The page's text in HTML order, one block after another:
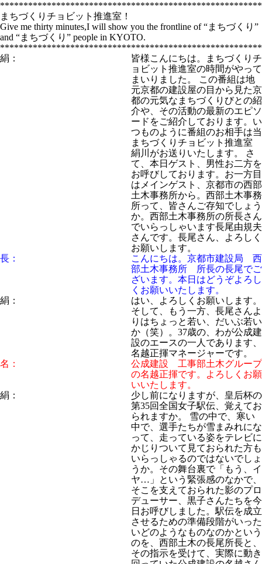
まちづくりチョビット推進室！
Give me thirty minutes,I will show you the frontline of “まちづくり”
and “まちづくり” people in KYOTO.
絹：
皆様こんにちは。まちづくりチ
ョビット推進室の時間がやって
まいりました。 この番組は地
元京都の建設屋の目から見た京
都の元気なまちづくりびとの紹
介や、その活動の最新のエピソ
ードをご紹介しております。い
つものように番組のお相手は当
まちづくりチョビット推進室
絹川がお送りいたします。 さ
て、本日ゲスト、男性お二方を
お呼びしております。お一方目
はメインゲスト、京都市の西部
土木事務所から。西部土木事務
所って、皆さんご存知でしょう
か。西部土木事務所の所長さん
でいらっしゃいます長尾由規夫
さんです。長尾さん、よろしく
お願いします。
長：
こんにちは。京都市建設局 西
部土木事務所 所長の長尾でご
ざいます。本日はどうぞよろし
くお願いいたします。
絹：
はい、よろしくお願いします。
そして、もう一方、長尾さんよ
りはちょっと若い、だいぶ若い
か（笑）。37歳の、わが公成建
設のエースの一人であります、
名越正揮マネージャーです。
名：
公成建設 工事部土木グループ
の名越正揮です。よろしくお願
いいたします。
絹：
少し前になりますが、皇后杯の
第35回全国女子駅伝、覚えてお
られますか。 雪の中で、寒い
中で、選手たちが雪まみれにな
って、走っている姿をテレビに
かじりついて見ておられた方も
いらっしゃるのではないでしょ
うか。その舞台裏で「もう、イ
ヤ…」という緊張感のなかで、
そこを支えておられた影のプロ
デューサー、黒子さんたちを今
日お呼びしました。駅伝を成立
させるための準備段階がいった
いどのようなものなのかという
のを、西部土木の長尾所長と、
その指示を受けて、実際に動き